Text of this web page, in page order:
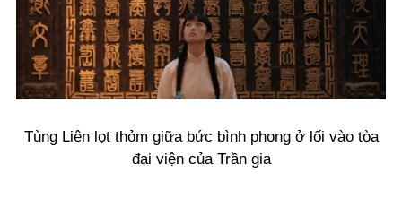
Tùng Liên lọt thỏm giữa bức bình phong ở lối vào tòa
đại viện của Trần gia